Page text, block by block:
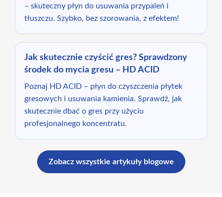
– skuteczny płyn do usuwania przypaleń i
tłuszczu. Szybko, bez szorowania, z efektem!
Jak skutecznie czyścić gres? Sprawdzony
środek do mycia gresu – HD ACID
Poznaj HD ACID – płyn do czyszczenia płytek
gresowych i usuwania kamienia. Sprawdź, jak
skutecznie dbać o gres przy użyciu
profesjonalnego koncentratu.
Zobacz wszystkie artykuły blogowe